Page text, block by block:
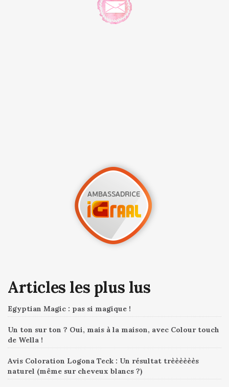
Articles les plus lus
Egyptian Magic : pas si magique !
Un ton sur ton ? Oui, mais à la maison, avec Colour touch
de Wella !
Avis Coloration Logona Teck : Un résultat trèèèèèès
naturel (même sur cheveux blancs ?)